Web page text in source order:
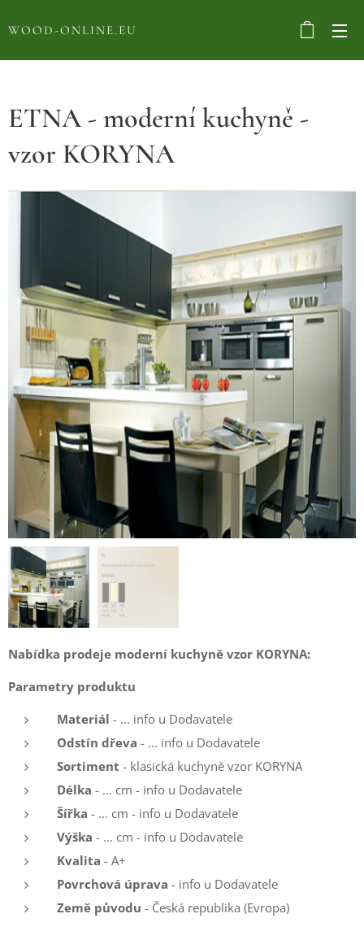
WOOD-ONLINE.EU
ETNA - moderní kuchyně -
vzor KORYNA
Nabídka prodeje moderní kuchyně vzor KORYNA:
Parametry produktu
Materiál - ... info u Dodavatele
Odstín dřeva - ... info u Dodavatele
Sortiment - klasická kuchyně vzor KORYNA
Délka - ... cm - info u Dodavatele
Šířka - ... cm - info u Dodavatele
Výška - ... cm - info u Dodavatele
Kvalita - A+
Povrchová úprava - info u Dodavatele
Země původu - Česká republika (Evropa)